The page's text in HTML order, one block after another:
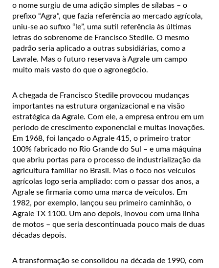
o nome surgiu de uma adição simples de sílabas – o
prefixo “Agra”, que fazia referência ao mercado agrícola,
uniu-se ao sufixo “le”, uma sutil referência às últimas
letras do sobrenome de Francisco Stedile. O mesmo
padrão seria aplicado a outras subsidiárias, como a
Lavrale. Mas o futuro reservava à Agrale um campo
muito mais vasto do que o agronegócio.
A chegada de Francisco Stedile provocou mudanças
importantes na estrutura organizacional e na visão
estratégica da Agrale. Com ele, a empresa entrou em um
período de crescimento exponencial e muitas inovações.
Em 1968, foi lançado o Agrale 415, o primeiro trator
100% fabricado no Rio Grande do Sul – e uma máquina
que abriu portas para o processo de industrialização da
agricultura familiar no Brasil. Mas o foco nos veículos
agrícolas logo seria ampliado: com o passar dos anos, a
Agrale se firmaria como uma marca de veículos. Em
1982, por exemplo, lançou seu primeiro caminhão, o
Agrale TX 1100. Um ano depois, inovou com uma linha
de motos – que seria descontinuada pouco mais de duas
décadas depois.
A transformação se consolidou na década de 1990, com